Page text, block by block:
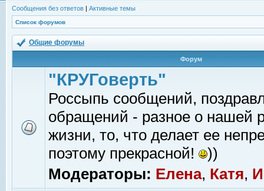
Сообщения без ответов | Активные темы
Список форумов
Общие форумы
Форум
"КРУГоверть"
Россыпь сообщений,
обращений - разное о нашей
жизни, то, что делает ее
поэтому прекрасной!
))
Модераторы: Елена, Катя,